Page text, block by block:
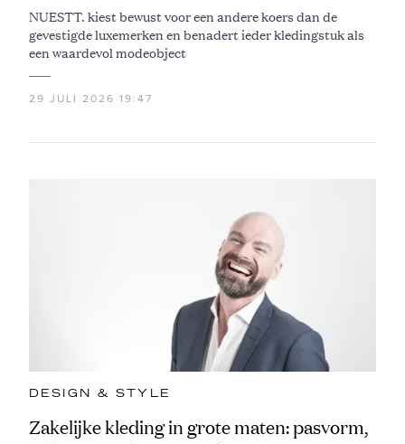
NUESTT. kiest bewust voor een andere koers dan de
gevestigde luxemerken en benadert ieder kledingstuk als
een waardevol modeobject
29 JULI 2026 19:47
DESIGN & STYLE
Zakelijke kleding in grote maten: pasvorm,